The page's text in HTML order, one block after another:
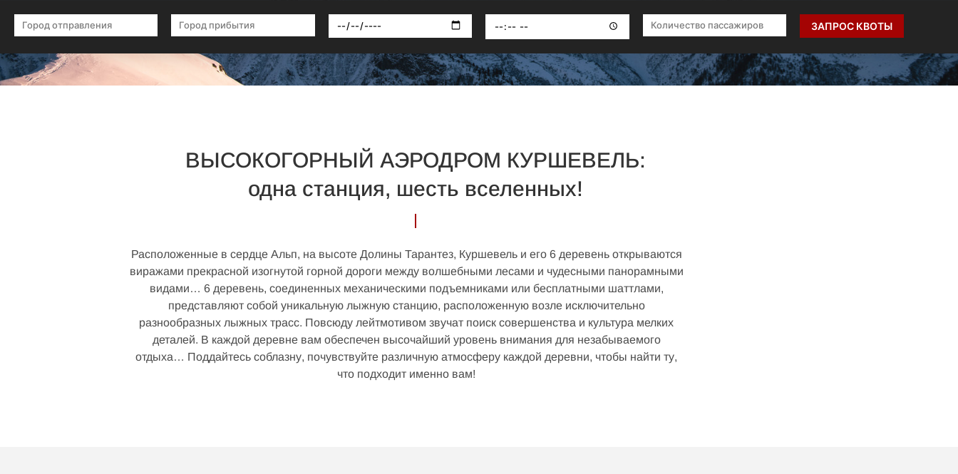
ЗАПРОС КВОТЫ
ВЫСОКОГОРНЫЙ АЭРОДРОМ КУРШЕВЕЛЬ:
одна станция, шесть вселенных!
Расположенные в сердце Альп, на высоте Долины Тарантез, Куршевель и его 6 деревень открываются
виражами прекрасной изогнутой горной дороги между волшебными лесами и чудесными панорамными
видами… 6 деревень, соединенных механическими подъемниками или бесплатными шаттлами,
представляют собой уникальную лыжную станцию, расположенную возле исключительно
разнообразных лыжных трасс. Повсюду лейтмотивом звучат поиск совершенства и культура мелких
деталей. В каждой деревне вам обеспечен высочайший уровень внимания для незабываемого
отдыха… Поддайтесь соблазну, почувствуйте различную атмосферу каждой деревни, чтобы найти ту,
что подходит именно вам!
Réservez votre vol en ligne sur notre site